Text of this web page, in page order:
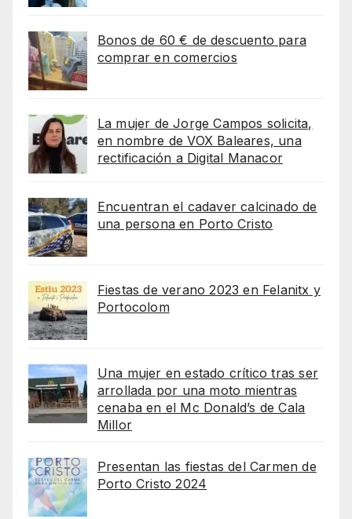
Bonos de 60 € de descuento para
comprar en comercios
La mujer de Jorge Campos solicita,
en nombre de VOX Baleares, una
rectificación a Digital Manacor
Encuentran el cadaver calcinado de
una persona en Porto Cristo
Fiestas de verano 2023 en Felanitx y
Portocolom
Una mujer en estado crítico tras ser
arrollada por una moto mientras
cenaba en el Mc Donald’s de Cala
Millor
Presentan las fiestas del Carmen de
Porto Cristo 2024